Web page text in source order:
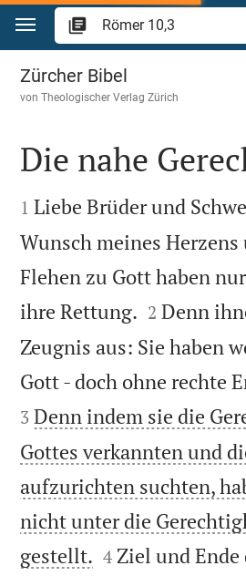
Zum Inhalt springen
Römer 10
Zürcher Bibel
vonTheologischer Verlag Zürich

Die nahe

1 Liebe Brüder und
Wunsch meines
Flehen zu Gott haben
ihre Rettung. 

2 Denn
Zeugnis aus: Sie haben
Gott - doch ohne rechte
3 Denn indem sie die
Gottes verkannten und
aufzurichten suchten,
nicht unter die
gestellt. 

4 Ziel und Ende